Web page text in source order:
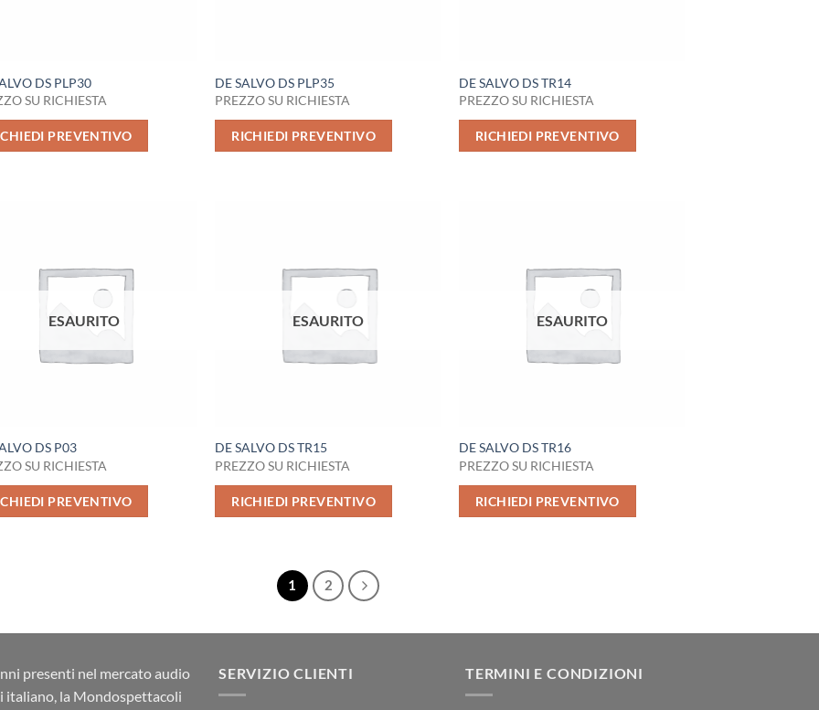
DS PLP30
SU RICHIESTA
PREVENTIVO
DE SALVO DS PLP35
PREZZO SU RICHIESTA
RICHIEDI PREVENTIVO
DE SALVO DS TR14
PREZZO SU RICHIESTA
RICHIEDI PREVENTIVO
ESAURITO
DS P03
SU RICHIESTA
PREVENTIVO
ESAURITO
DE SALVO DS TR15
PREZZO SU RICHIESTA
RICHIEDI PREVENTIVO
ESAURITO
DE SALVO DS TR16
PREZZO SU RICHIESTA
RICHIEDI PREVENTIVO
1 2
presenti nel mercato audio
italiano, la Mondospettacoli
SERVIZIO CLIENTI TERMINI E CONDIZIONI